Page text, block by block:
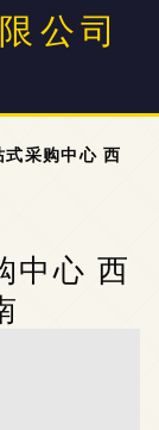
公司
采购中心 西
中心 西